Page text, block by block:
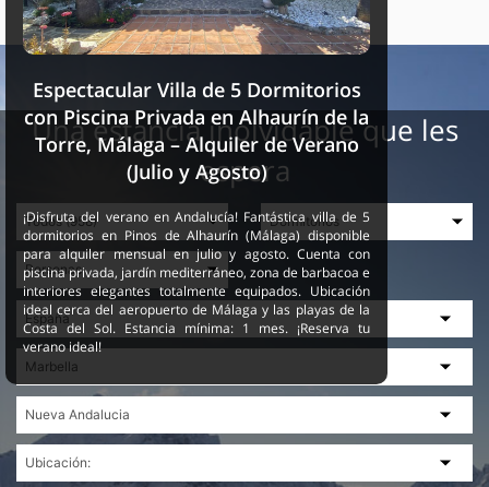
España
Una estancia inolvidable que les
espera
Espectacular Villa de 5 Dormitorios
con Piscina Privada en Alhaurín de la
Torre, Málaga – Alquiler de Verano
(Julio y Agosto)
¡Disfruta del verano en Andalucía! Fantástica villa de 5
dormitorios en Pinos de Alhaurín (Málaga) disponible
para alquiler mensual en julio y agosto. Cuenta con
piscina privada, jardín mediterráneo, zona de barbacoa e
interiores elegantes totalmente equipados. Ubicación
ideal cerca del aeropuerto de Málaga y las playas de la
Costa del Sol. Estancia mínima: 1 mes. ¡Reserva tu
verano ideal!